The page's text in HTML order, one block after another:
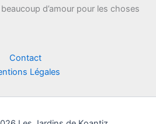
d’amour pour les choses
Contact
Légales